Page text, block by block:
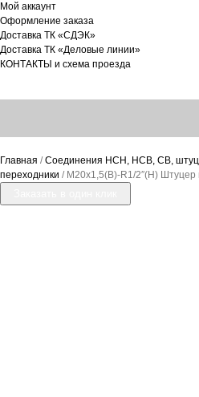
Мой аккаунт
Оформление заказа
Доставка ТК «СДЭК»
Доставка ТК «Деловые линии»
КОНТАКТЫ и схема проезда
Главная /Соединения НСН, НСВ, СВ,
переходники / М20х1,5(В)-R1/2″(Н)